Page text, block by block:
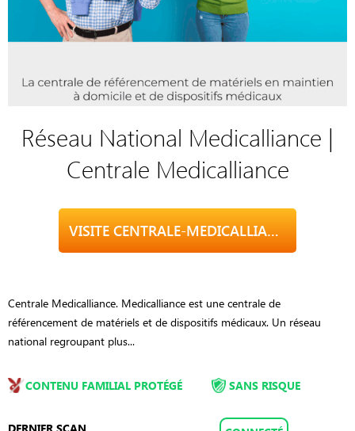
Réseau National Medicalliance |
Centrale Medicalliance
VISITE CENTRALE-MEDICALLIANCE.FR
Centrale Medicalliance. Medicalliance est une centrale de
référencement de matériels et de dispositifs médicaux. Un réseau
national regroupant plus...
CONTENU FAMILIAL PROTÉGÉ
DERNIER SCAN
SANS RISQUE